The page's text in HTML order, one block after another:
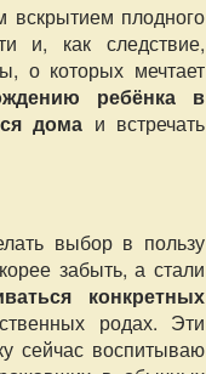
вскрытием плодного
и, как следствие,
о которых мечтает
ребёнка в
дома и встречать
выбор в пользу
забыть, а стали
конкретных
родах. Эти
сейчас воспитываю